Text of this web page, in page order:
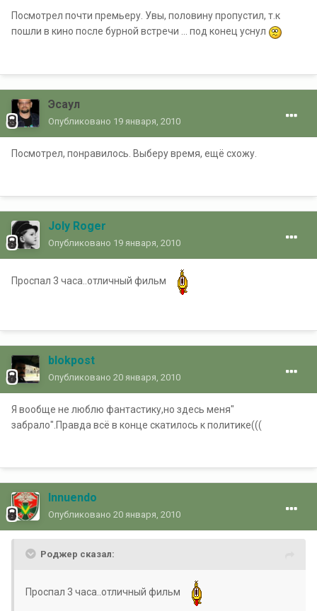
Посмотрел почти премьеру. Увы, половину пропустил, т.к
пошли в кино после бурной встречи ... под конец уснул
Эсаул
Опубликовано 19 января, 2010
Посмотрел, понравилось. Выберу время, ещё схожу.
Joly Roger
Опубликовано 19 января, 2010
Проспал 3 часа..отличный фильм
blokpost
Опубликовано 20 января, 2010
Я вообще не люблю фантастику,но здесь меня"
забрало".Правда всё в конце скатилось к политике(((
Innuendo
Опубликовано 20 января, 2010
Роджер сказал:
Проспал 3 часа..отличный фильм